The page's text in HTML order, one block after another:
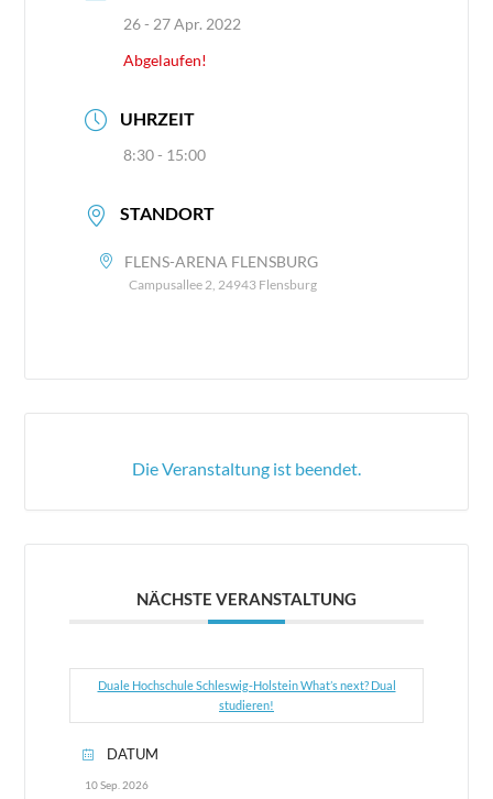
26 - 27 Apr. 2022
Abgelaufen!
UHRZEIT
8:30 - 15:00
STANDORT
FLENS-ARENA FLENSBURG
Campusallee 2, 24943 Flensburg
Die Veranstaltung ist beendet.
NÄCHSTE VERANSTALTUNG
Duale Hochschule Schleswig-Holstein What’s next? Dual
studieren!
DATUM
10 Sep. 2026